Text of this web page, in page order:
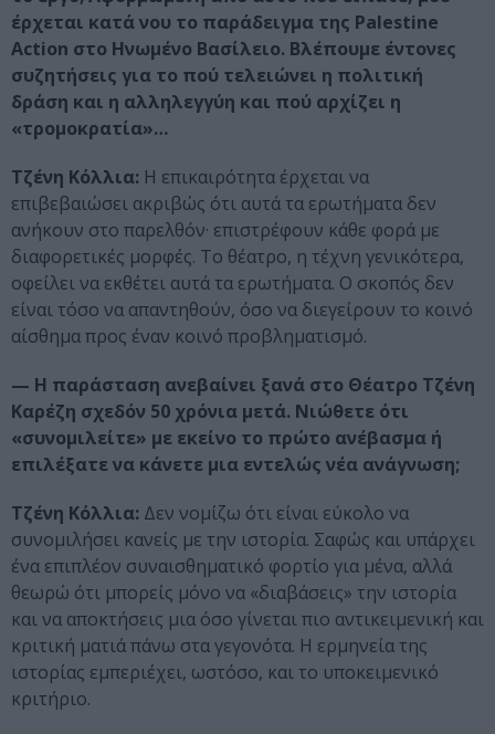
έρχεται κατά νου το παράδειγμα της Palestine
Action στο Ηνωμένο Βασίλειο. Βλέπουμε έντονες
συζητήσεις για το πού τελειώνει η πολιτική
δράση και η αλληλεγγύη και πού αρχίζει η
«τρομοκρατία»…
Τζένη Κόλλια: Η επικαιρότητα έρχεται να
επιβεβαιώσει ακριβώς ότι αυτά τα ερωτήματα δεν
ανήκουν στο παρελθόν· επιστρέφουν κάθε φορά με
διαφορετικές μορφές. Το θέατρο, η τέχνη γενικότερα,
οφείλει να εκθέτει αυτά τα ερωτήματα. Ο σκοπός δεν
είναι τόσο να απαντηθούν, όσο να διεγείρουν το κοινό
αίσθημα προς έναν κοινό προβληματισμό.
— Η παράσταση ανεβαίνει ξανά στο Θέατρο Τζένη
Καρέζη σχεδόν 50 χρόνια μετά. Νιώθετε ότι
«συνομιλείτε» με εκείνο το πρώτο ανέβασμα ή
επιλέξατε να κάνετε μια εντελώς νέα ανάγνωση;
Τζένη Κόλλια: Δεν νομίζω ότι είναι εύκολο να
συνομιλήσει κανείς με την ιστορία. Σαφώς και υπάρχει
ένα επιπλέον συναισθηματικό φορτίο για μένα, αλλά
θεωρώ ότι μπορείς μόνο να «διαβάσεις» την ιστορία
και να αποκτήσεις μια όσο γίνεται πιο αντικειμενική και
κριτική ματιά πάνω στα γεγονότα. Η ερμηνεία της
ιστορίας εμπεριέχει, ωστόσο, και το υποκειμενικό
κριτήριο.